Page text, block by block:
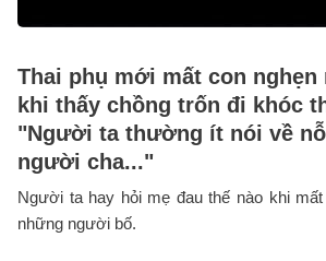
Thai phụ mới mất con nghẹn
khi thấy chồng trốn đi khóc
"Người ta thường ít nói về
người cha..."
Người ta hay hỏi mẹ đau thế nào khi
những người bố.